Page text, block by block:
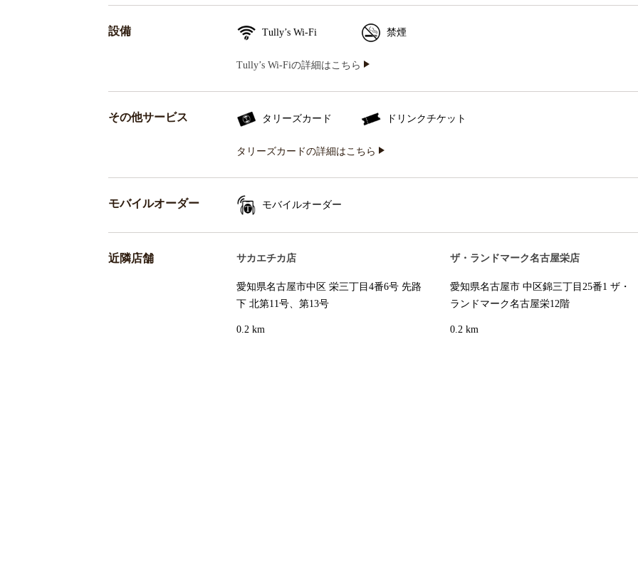
設備 Tully’s Wi-Fi 禁煙
Tully’s Wi-Fiの詳細はこちら
その他サービス タリーズカード ドリンクチケット
タリーズカードの詳細はこちら
モバイルオーダー モバイルオーダー
近隣店舗 サカエチカ店
愛知県名古屋市中区 栄三丁目4番6号 先路
下 北第11号、第13号
0.2 km
ザ・ランドマーク名古屋栄店
愛知県名古屋市 中区錦三丁目25番1 ザ・
ランドマーク名古屋栄12階
0.2 km